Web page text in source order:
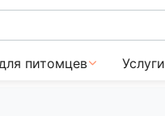
питомцев